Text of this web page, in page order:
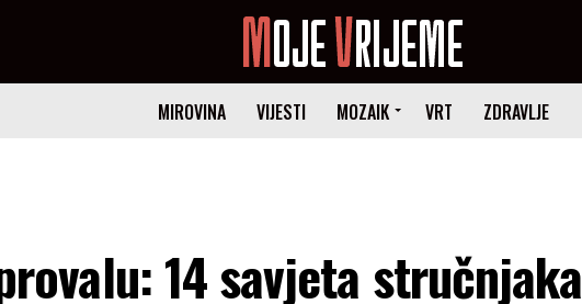
MIROVINA VIJESTI MOZAIK VRT ZDRAVLJE
14 savjeta stručnjaka